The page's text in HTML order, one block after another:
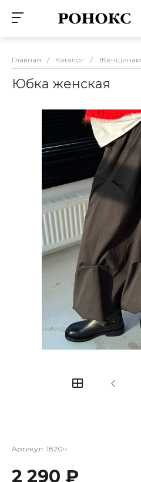
Главная / Каталог / Женщинам
Юбка женская
Артикул: 1820ч
2 290 ₽